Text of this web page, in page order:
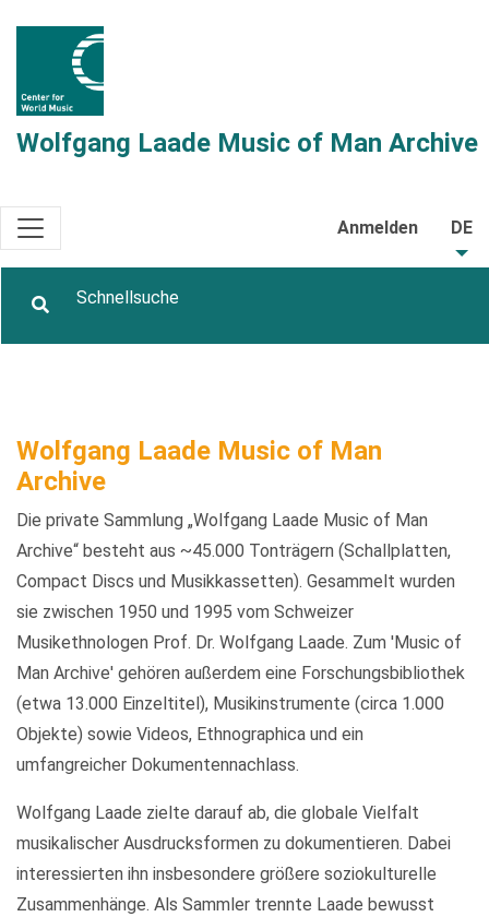
Wolfgang Laade Music of Man Archive
Anmelden DE
Wolfgang Laade Music of Man
Archive
Die private Sammlung „Wolfgang Laade Music of Man
Archive“ besteht aus ~45.000 Tonträgern (Schallplatten,
Compact Discs und Musikkassetten). Gesammelt wurden
sie zwischen 1950 und 1995 vom Schweizer
Musikethnologen Prof. Dr. Wolfgang Laade. Zum 'Music of
Man Archive' gehören außerdem eine Forschungsbibliothek
(etwa 13.000 Einzeltitel), Musikinstrumente (circa 1.000
Objekte) sowie Videos, Ethnographica und ein
umfangreicher Dokumentennachlass.
Wolfgang Laade zielte darauf ab, die globale Vielfalt
musikalischer Ausdrucksformen zu dokumentieren. Dabei
interessierten ihn insbesondere größere soziokulturelle
Zusammenhänge. Als Sammler trennte Laade bewusst